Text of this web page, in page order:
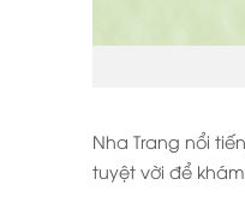
Nha Trang nổi
tuyệt vời để